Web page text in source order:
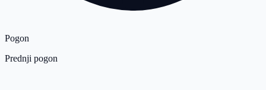
Pogon
Prednji pogon